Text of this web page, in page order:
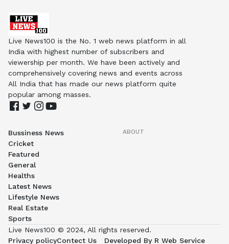
Live News100 is the No. 1 web news platform in all
India with highest number of subscribers and
viewership per month. We have been actively and
comprehensively covering news and events across
All India that has made our news platform quite
popular among masses.
Bussiness News
Cricket
Featured
General
Healths
Latest News
Lifestyle News
Real Estate
Sports
ABOUT
Live News100 © 2024, All rights reserved.
Privacy policyContect Us Developed By R Web Service